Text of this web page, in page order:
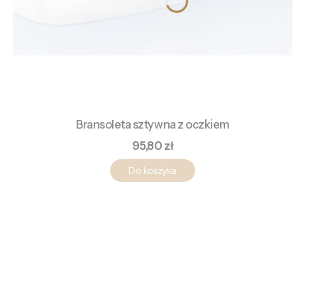
Bransoleta sztywna z oczkiem
Cena
95,80 zł
Do koszyka